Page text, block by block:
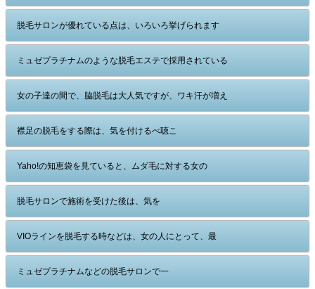
脱毛サロンが優れている点は、いろいろ挙げられます
ミュゼプラチナムのような脱毛エステで採用されている
女の子達の間で、脇脱毛は大人気ですが、ワキ汗が増え
襟足の脱毛をする際は、気を付けるべ聴こ
Yaho!の知恵袋を見ていると、ムダ毛に対する女の
脱毛サロンで施術を受けた後は、気を
VIOラインを脱毛する時などは、女の人にとって、最
ミュゼプラチナムなどの脱毛サロンで一